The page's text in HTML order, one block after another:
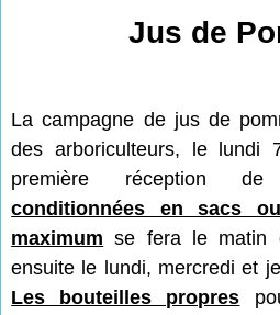
Jus de
La campagne de jus de
des arboriculteurs, le lundi
première réception
conditionnées en sacs
maximum se fera le matin
ensuite le lundi, mercredi et
Les bouteilles propres